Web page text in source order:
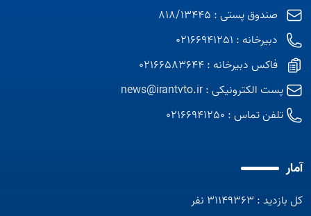
صندوق پستی : 818/13445
دبیرخانه : 02166941251
فاکس دبیرخانه : 02166583644
پست الکترونیکی :news@irantvto.ir
تلفن تماس : 02166941250
آمار
کل بازدید : 31149363 نفر